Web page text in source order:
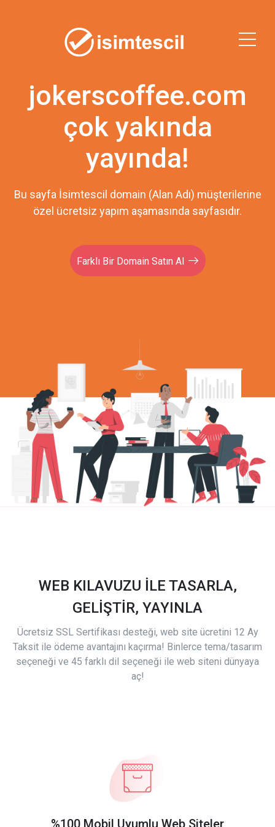
jokerscoffee.com
çok yakında
yayında!
Bu sayfa İsimtescil domain (Alan Adı) müşterilerine
özel ücretsiz yapım aşamasında sayfasıdır.
Farklı Bir Domain Satın Al
WEB KILAVUZU İLE TASARLA,
GELİŞTİR, YAYINLA
Ücretsiz SSL Sertifikası desteği, web site ücretini 12 Ay
Taksit ile ödeme avantajını kaçırma! Binlerce tema/tasarım
seçeneği ve 45 farklı dil seçeneği ile web siteni dünyaya
aç!
%100 Mobil Uyumlu Web Siteler